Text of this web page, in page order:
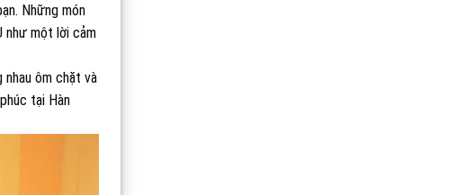
Những món
như một lời cảm
nhau ôm chặt và
tại Hàn